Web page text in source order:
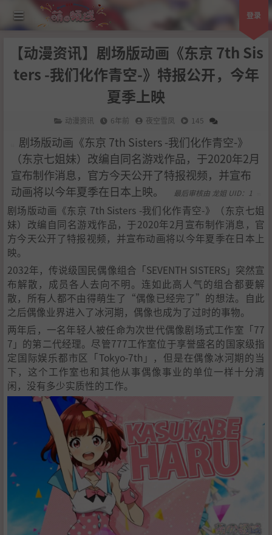
登录
【动漫资讯】剧场版动画《东京 7th Sis
ters -我们化作青空-》特报公开，今年
夏季上映
动漫资讯 6年前 夜空雪凤 145
剧场版动画《东京 7th Sisters -我们化作青空-》
（东京七姐妹）改编自同名游戏作品，于2020年2月
宣布制作消息，官方今天公开了特报视频，并宣布
动画将以今年夏季在日本上映。
最后审核由 龙姐 UID：1
剧场版动画《东京 7th Sisters -我们化作青空-》（东京七姐
妹）改编自同名游戏作品，于2020年2月宣布制作消息，官
方今天公开了特报视频，并宣布动画将以今年夏季在日本上
映。
2032年，传说级国民偶像组合「SEVENTH SISTERS」突然宣
布解散，成员各人去向不明。连如此高人气的组合都要解
散，所有人都不由得萌生了“偶像已经完了”的想法。自此
之后偶像业界进入了冰河期，偶像也成为了过时的事物。
两年后，一名年轻人被任命为次世代偶像剧场式工作室「77
7」的第二代经理。尽管777工作室位于享誉盛名的国家级指
定国际娱乐都市区「Tokyo-7th」，但是在偶像冰河期的当
下，这个工作室也和其他从事偶像事业的单位一样十分清
闲，没有多少实质性的工作。